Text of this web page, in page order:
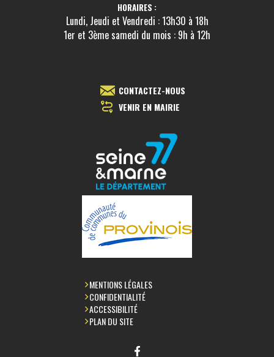
HORAIRES :
Lundi, Jeudi et Vendredi : 13h30 à 18h
1er et 3ème samedi du mois : 9h à 12h
CONTACTEZ-NOUS
VENIR EN MAIRIE
MENTIONS LÉGALES
CONFIDENTIALITÉ
ACCESSIBILITÉ
PLAN DU SITE